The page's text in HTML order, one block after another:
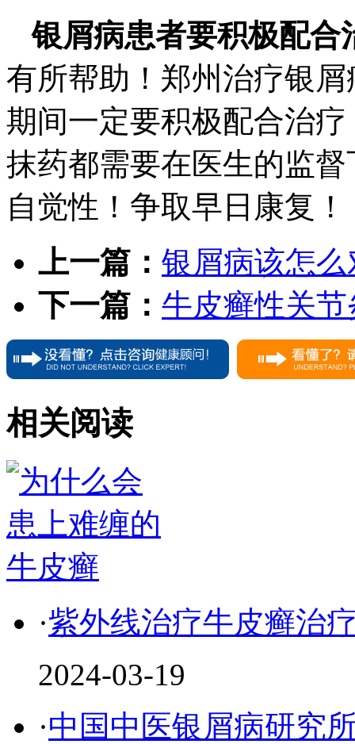
银屑病患者要积极配合
有所帮助！郑州治疗银
期间一定要积极配合治
抹药都需要在医生的监
自觉性！争取早日康复！
上一篇： 银屑病该怎
下一篇： 牛皮癣性关
相关阅读
·紫外线治疗牛皮癣治
2024-03-19
·中国中医银屑病研究